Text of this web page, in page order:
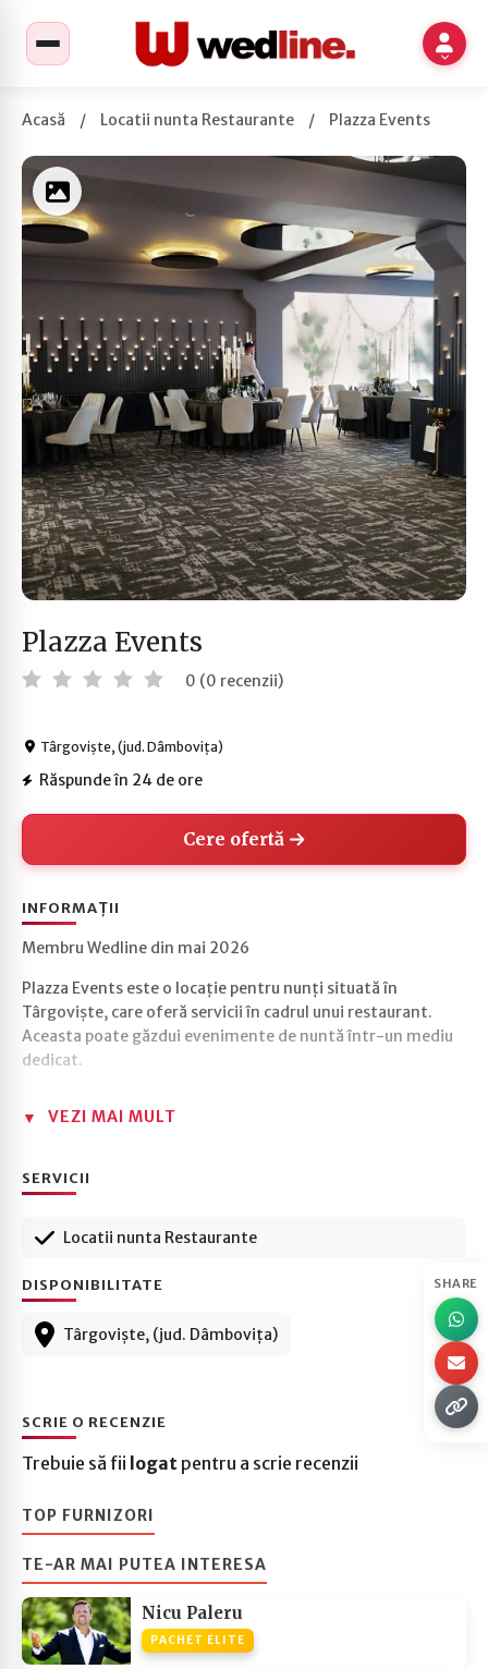
SHARE
Acasă / Locatii nunta Restaurante / Plazza Events
Plazza Events
0 (0 recenzii)
Târgoviște, (jud. Dâmbovița)
Răspunde în 24 de ore
Cere ofertă
INFORMAȚII
Membru Wedline din mai 2026
Plazza Events este o locație pentru nunți situată în
Târgoviște, care oferă servicii în cadrul unui restaurant.
Aceasta poate găzdui evenimente de nuntă într-un mediu
dedicat.
VEZI MAI MULT
SERVICII
Locatii nunta Restaurante
DISPONIBILITATE
Târgoviște, (jud. Dâmbovița)
SCRIE O RECENZIE
Trebuie să fii logat pentru a scrie recenzii
TOP FURNIZORI
TE-AR MAI PUTEA INTERESA
Nicu Paleru
PACHET ELITE